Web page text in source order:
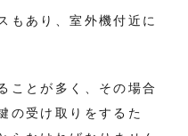
もあり、室外機付近に
ことが多く、その場合
の受け取りをするた